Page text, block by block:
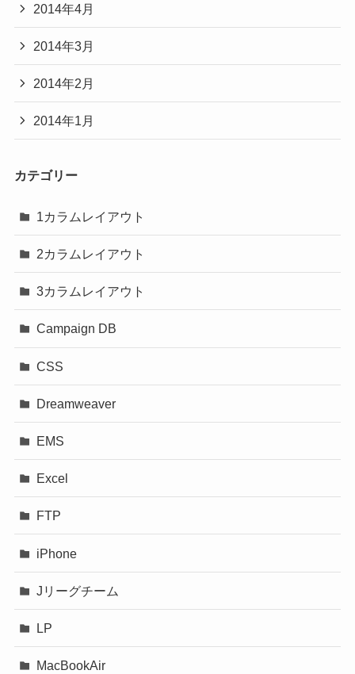
2014年4月
2014年3月
2014年2月
2014年1月
カテゴリー
1カラムレイアウト
2カラムレイアウト
3カラムレイアウト
Campaign DB
CSS
Dreamweaver
EMS
Excel
FTP
iPhone
Jリーグチーム
LP
MacBookAir